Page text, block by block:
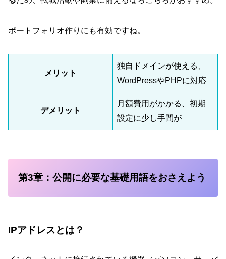
ポートフォリオ作りにも有効ですね。
メリット
独自ドメインが使える、
WordPressやPHPに対応
デメリット
月額費用がかかる、初期
設定に少し手間が
第3章：公開に必要な基礎用語をおさえよう
IPアドレスとは？